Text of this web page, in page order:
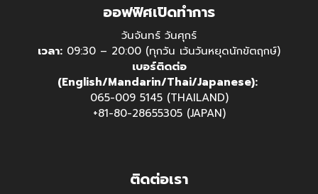
ออฟฟิศเปิดทำการ
วันจันทร์ วันศุกร์
เวลา: 09:30 – 20:00 (ทุกวัน เว้นวันหยุดนักขัตฤกษ์)
เบอร์ติดต่อ
(English/Mandarin/Thai/Japanese):
065-009 5145 (THAILAND)
+81-80-28655305 (JAPAN)
ติดต่อเรา